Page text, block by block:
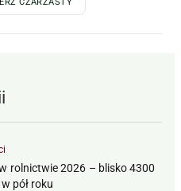
rolnictwie 2026 – blisko 4300
pół roku